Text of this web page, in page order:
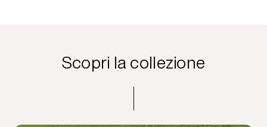
Scopri la collezione